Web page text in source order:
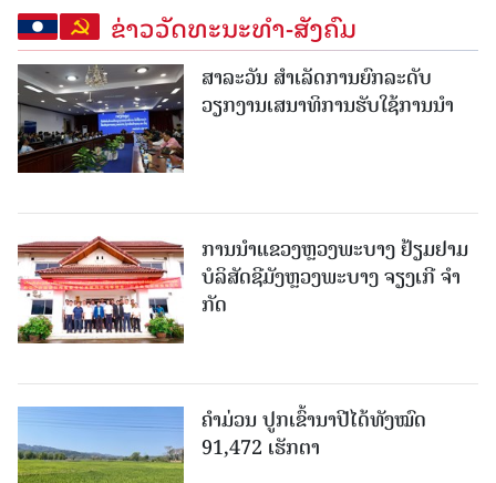
ຂ່າວວັດທະນະທຳ-ສັງຄົມ
ສາລະວັນ ສໍາເລັດການຍົກລະດັບ
ວຽກງານເສນາທິການຮັບໃຊ້ການນໍາ
ການນຳແຂວງຫຼວງພະບາງ ຢ້ຽມ​ຢາມ
ບໍ​ລິ​ສັດຊີມັງຫຼວງພະບາງ ຈຽງເກີ ຈໍາ
ກັດ
ຄໍາມ່ວນ ປູກເຂົ້ານາປີໄດ້ທັງໝົດ
91,472 ເຮັກຕາ